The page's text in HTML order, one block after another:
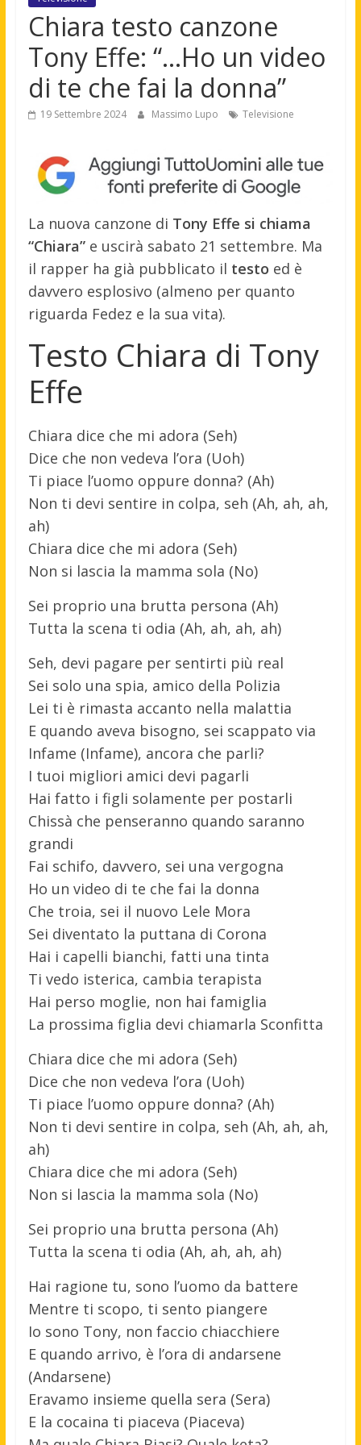
Chiara testo canzone
Tony Effe: “…Ho un video
di te chе fai la donna”
19 Settembre 2024 Massimo Lupo Televisione
La nuova canzone di Tony Effe si chiama
“Chiara”e uscirà sabato 21 settembre. Ma
il rapper ha già pubblicato il testo ed è
davvero esplosivo (almeno per quanto
riguarda Fedez e la sua vita).
Testo Chiara di Tony
Effe
Chiara dice che mi adora (Seh)
Dice che non vedeva l’ora (Uoh)
Ti piace l’uomo oppure donna? (Ah)
Non ti devi sentire in colpa, seh (Ah, ah, ah,
ah)
Chiara dice che mi adora (Seh)
Non si lascia la mamma sola (No)
Sei proprio una brutta persona (Ah)
Tutta la scena ti odia (Ah, ah, ah, ah)
Seh, devi pagare per sentirti più real
Sei solo una spia, amico della Polizia
Lei ti è rimasta accanto nella malattia
E quando aveva bisogno, sei scappato via
Infame (Infame), ancora che parli?
I tuoi migliori amici devi pagarli
Hai fatto i figli solamente per postarli
Chissà che penseranno quando saranno
grandi
Fai schifo, davvero, sеi una vergogna
Ho un video di te chе fai la donna
Che troia, sei il nuovo Lele Mora
Sei diventato la puttana di Corona
Hai i capelli bianchi, fatti una tinta
Ti vedo isterica, cambia terapista
Hai perso moglie, non hai famiglia
La prossima figlia devi chiamarla Sconfitta
Chiara dice che mi adora (Seh)
Dice che non vedeva l’ora (Uoh)
Ti piace l’uomo oppure donna? (Ah)
Non ti devi sentire in colpa, seh (Ah, ah, ah,
ah)
Chiara dice che mi adora (Seh)
Non si lascia la mamma sola (No)
Sei proprio una brutta persona (Ah)
Tutta la scena ti odia (Ah, ah, ah, ah)
Hai ragione tu, sono l’uomo da battere
Mentre ti scopo, ti sento piangere
Io sono Tony, non faccio chiacchiere
E quando arrivo, è l’ora di andarsene
(Andarsene)
Eravamo insieme quella sera (Sera)
E la cocaina ti piaceva (Piaceva)